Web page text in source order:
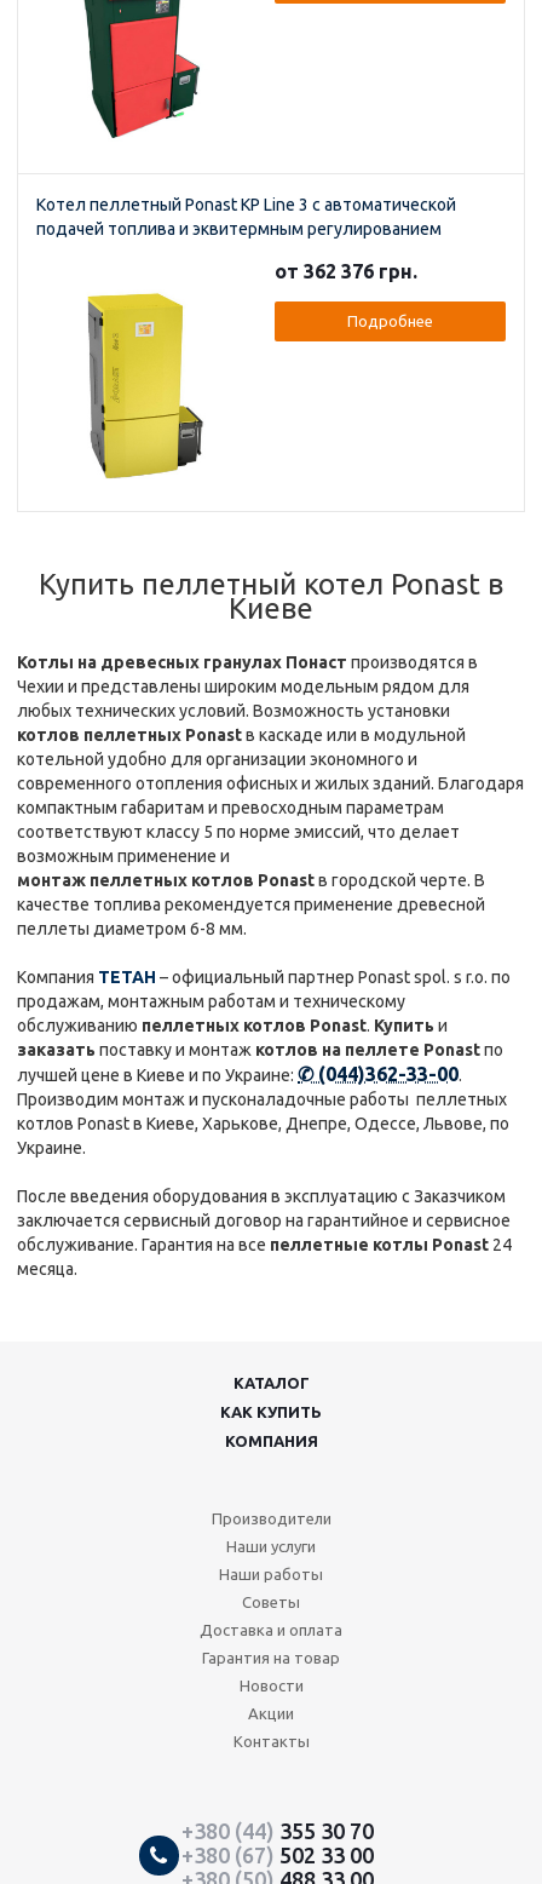
Котел пеллетный Ponast KP Line 3 с автоматической
подачей топлива и эквитермным регулированием
от 362 376 грн.
Подробнее
Купить пеллетный котел Ponast в
Киеве
Котлы на древесных гранулах Понаст производятся в
Чехии и представлены широким модельным рядом для
любых технических условий. Возможность установки
котлов пеллетных Ponastв каскаде или в модульной
котельной удобно для организации экономного и
современного отопления офисных и жилых зданий. Благодаря
компактным габаритам и превосходным параметрам
соответствуют классу 5 по норме эмиссий, что делает
возможным применение и
монтаж пеллетных котлов Ponastв городской черте. В
качестве топлива рекомендуется применение древесной
пеллеты диаметром 6-8 мм.
Компания ТЕТАН – официальный партнер Ponast spol. s r.o. по
продажам, монтажным работам и техническому
обслуживанию пеллетных котлов Ponast. Купить и
заказать поставку и монтаж котлов на пеллете Ponastпо
лучшей цене в Киеве и по Украине: ✆ (044)362-33-00.
Производим монтаж и пусконаладочные работы пеллетных
котлов Ponast в Киеве, Харькове, Днепре, Одессе, Львове, по
Украине.
После введения оборудования в эксплуатацию с Заказчиком
заключается сервисный договор на гарантийное и сервисное
обслуживание. Гарантия на все пеллетные котлы Ponast 24
месяца.
КАТАЛОГ
КАК КУПИТЬ
КОМПАНИЯ
Производители
Наши услуги
Наши работы
Советы
Доставка и оплата
Гарантия на товар
Новости
Акции
Контакты
+380 (44) 355 30 70
+380 (67) 502 33 00
+380 (50) 488 33 00